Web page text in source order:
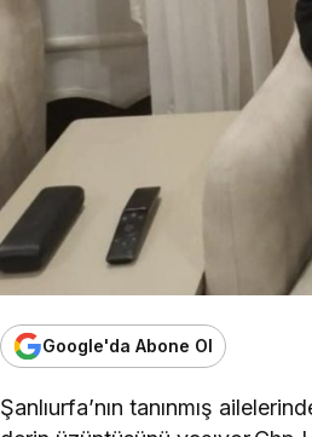
Google'da Abone Ol
Şanlıurfa’nın tanınmış